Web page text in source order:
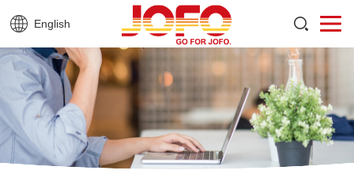
English